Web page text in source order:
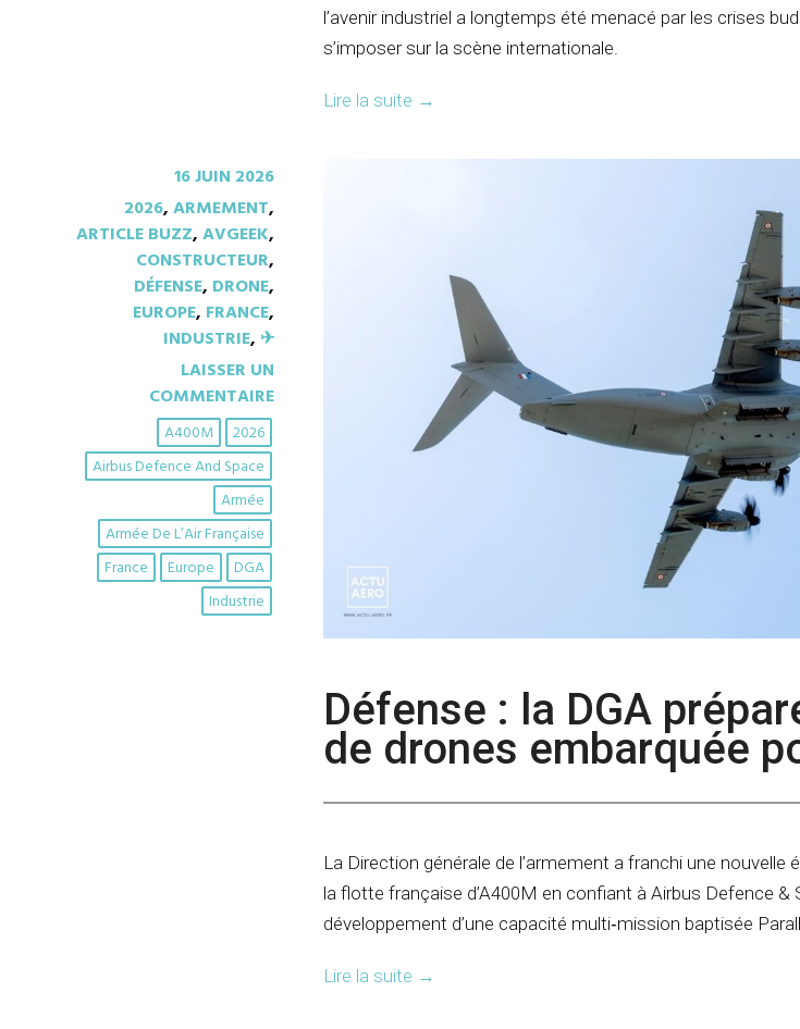
l’avenir industriel a longtemps été menacé par les crises
s’imposer sur la scène internationale.
Lire la suite →
16 JUIN 2026
2026,ARMEMENT,
ARTICLE BUZZ,AVGEEK,
CONSTRUCTEUR,
DÉFENSE, DRONE,
EUROPE, FRANCE,
INDUSTRIE, ✈︎
LAISSER UN
COMMENTAIRE
2026
A400M
Airbus Defence And Space
Armée
Armée De L’Air Française
DGA
Europe
France
Industrie
Défense : la DGA
de drones embarquée
La Direction générale de l’armement a franchi une nouvelle
la flotte française d’A400M en confiant à Airbus Defence &
développement d’une capacité multi‑mission baptisée
Lire la suite →